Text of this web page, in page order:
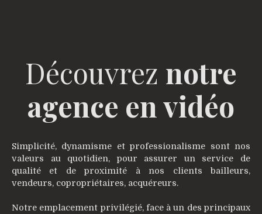
Découvrez notre
agence en vidéo
Simplicité, dynamisme et professionalisme sont nos
valeurs au quotidien, pour assurer un service de
qualité et de proximité à nos clients bailleurs,
vendeurs, copropriétaires, acquéreurs.
Notre emplacement privilégié, face à un des principaux